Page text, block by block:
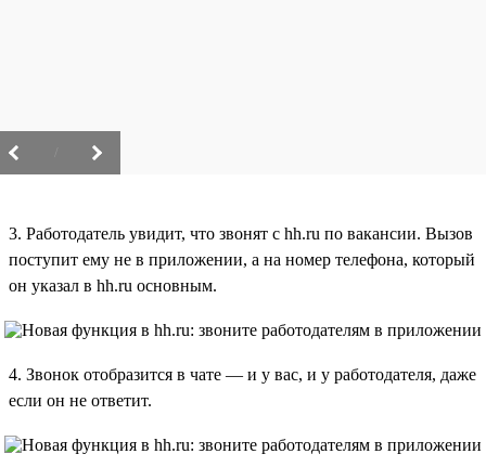
3. Работодатель увидит, что звонят с hh.ru по вакансии. Вызов
поступит ему не в приложении, а на номер телефона, который
он указал в hh.ru основным.
4. Звонок отобразится в чате — и у вас, и у работодателя, даже
если он не ответит.